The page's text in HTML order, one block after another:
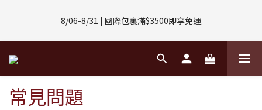
(數量有限售完不補)
8/06-8/31 | 國際包裏滿$3500即享免運
8/08-8/10 | 全館任選3件 贈 $188購物金
8/01-8/31 | 任選2件CUBOX正價商品 贈【威靈頓 / 波士頓墨鏡】
常見問題